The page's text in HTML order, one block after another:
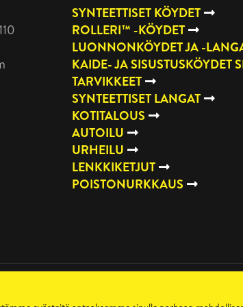
SYNTEETTISET KÖYDET
ROLLERI™ -KÖYDET
LUONNONKÖYDET JA -
KAIDE- JA SISUSTUSKÖYDET
TARVIKKEET
SYNTEETTISET LANGAT
KOTITALOUS
AUTOILU
URHEILU
LENKKIKETJUT
POISTONURKKAUS
Tietosuojaseloste Toimitusehdot